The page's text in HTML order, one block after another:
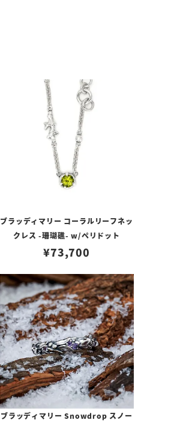
ブラッディマリー コーラルリーフネッ
クレス -珊瑚礁- w/ペリドット
¥73,700
ブラッディマリー Snowdrop スノー